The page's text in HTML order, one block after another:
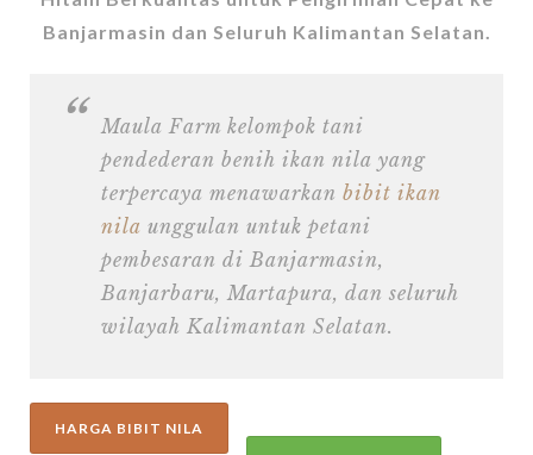
Banjarmasin dan Seluruh Kalimantan Selatan.
Maula Farm kelompok tani
pendederan benih ikan nila yang
terpercaya menawarkan bibit ikan
nila unggulan untuk petani
pembesaran di Banjarmasin,
Banjarbaru, Martapura, dan seluruh
wilayah Kalimantan Selatan.
HARGA BIBIT NILA